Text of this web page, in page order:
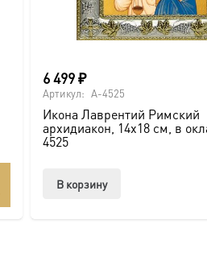
6 499₽
Артикул: A-4525
Икона Лаврентий Римский
архидиакон, 14х18 см, в
4525
В корзину